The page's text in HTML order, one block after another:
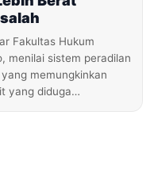
Fakultas Hukum
menilai sistem peradilan
memungkinkan
yang diduga…